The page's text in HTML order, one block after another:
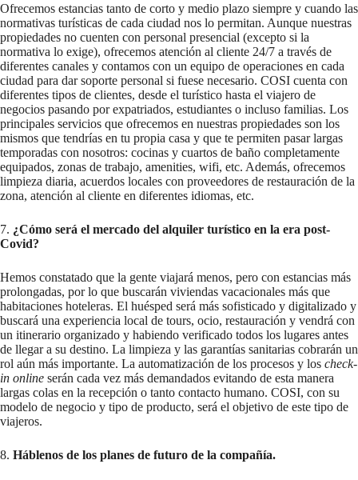
Ofrecemos estancias tanto de corto y medio plazo siempre y cuando las
normativas turísticas de cada ciudad nos lo permitan. Aunque nuestras
propiedades no cuenten con personal presencial (excepto si la
normativa lo exige), ofrecemos atención al cliente 24/7 a través de
diferentes canales y contamos con un equipo de operaciones en cada
ciudad para dar soporte personal si fuese necesario. COSI cuenta con
diferentes tipos de clientes, desde el turístico hasta el viajero de
negocios pasando por expatriados, estudiantes o incluso familias. Los
principales servicios que ofrecemos en nuestras propiedades son los
mismos que tendrías en tu propia casa y que te permiten pasar largas
temporadas con nosotros: cocinas y cuartos de baño completamente
equipados, zonas de trabajo, amenities, wifi, etc. Además, ofrecemos
limpieza diaria, acuerdos locales con proveedores de restauración de la
zona, atención al cliente en diferentes idiomas, etc.
7. ¿Cómo será el mercado del alquiler turístico en la era post-
Covid?
Hemos constatado que la gente viajará menos, pero con estancias más
prolongadas, por lo que buscarán viviendas vacacionales más que
habitaciones hoteleras. El huésped será más sofisticado y digitalizado y
buscará una experiencia local de tours, ocio, restauración y vendrá con
un itinerario organizado y habiendo verificado todos los lugares antes
de llegar a su destino. La limpieza y las garantías sanitarias cobrarán un
rol aún más importante. La automatización de los procesos y los check-
in online serán cada vez más demandados evitando de esta manera
largas colas en la recepción o tanto contacto humano. COSI, con su
modelo de negocio y tipo de producto, será el objetivo de este tipo de
viajeros.
8. Háblenos de los planes de futuro de la compañía.